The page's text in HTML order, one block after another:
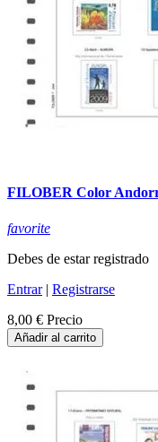
FILOBER Color
favorite
Debes de estar registrado
Entrar| Registrarse
8,00 € Precio
Añadir al carrito